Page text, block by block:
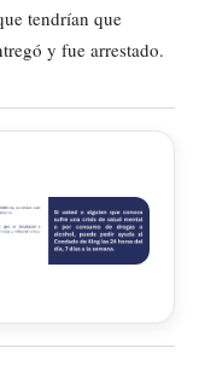
tendrían que
y fue arrestado.